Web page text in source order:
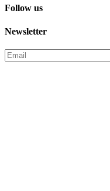
Follow us
Newsletter